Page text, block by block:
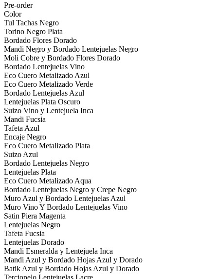
Pre-order
Color
Tul Tachas Negro
Torino Negro Plata
Bordado Flores Dorado
Mandi Negro y Bordado Lentejuelas Negro
Moli Cobre y Bordado Flores Dorado
Bordado Lentejuelas Vino
Eco Cuero Metalizado Azul
Eco Cuero Metalizado Verde
Bordado Lentejuelas Azul
Lentejuelas Plata Oscuro
Suizo Vino y Lentejuela Inca
Mandi Fucsia
Tafeta Azul
Encaje Negro
Eco Cuero Metalizado Plata
Suizo Azul
Bordado Lentejuelas Negro
Lentejuelas Plata
Eco Cuero Metalizado Aqua
Bordado Lentejuelas Negro y Crepe Negro
Muro Azul y Bordado Lentejuelas Azul
Muro Vino Y Bordado Lentejuelas Vino
Satin Piera Magenta
Lentejuelas Negro
Tafeta Fucsia
Lentejuelas Dorado
Mandi Esmeralda y Lentejuela Inca
Mandi Azul y Bordado Hojas Azul y Dorado
Batik Azul y Bordado Hojas Azul y Dorado
Terciopelo Lentejuelas Lacre